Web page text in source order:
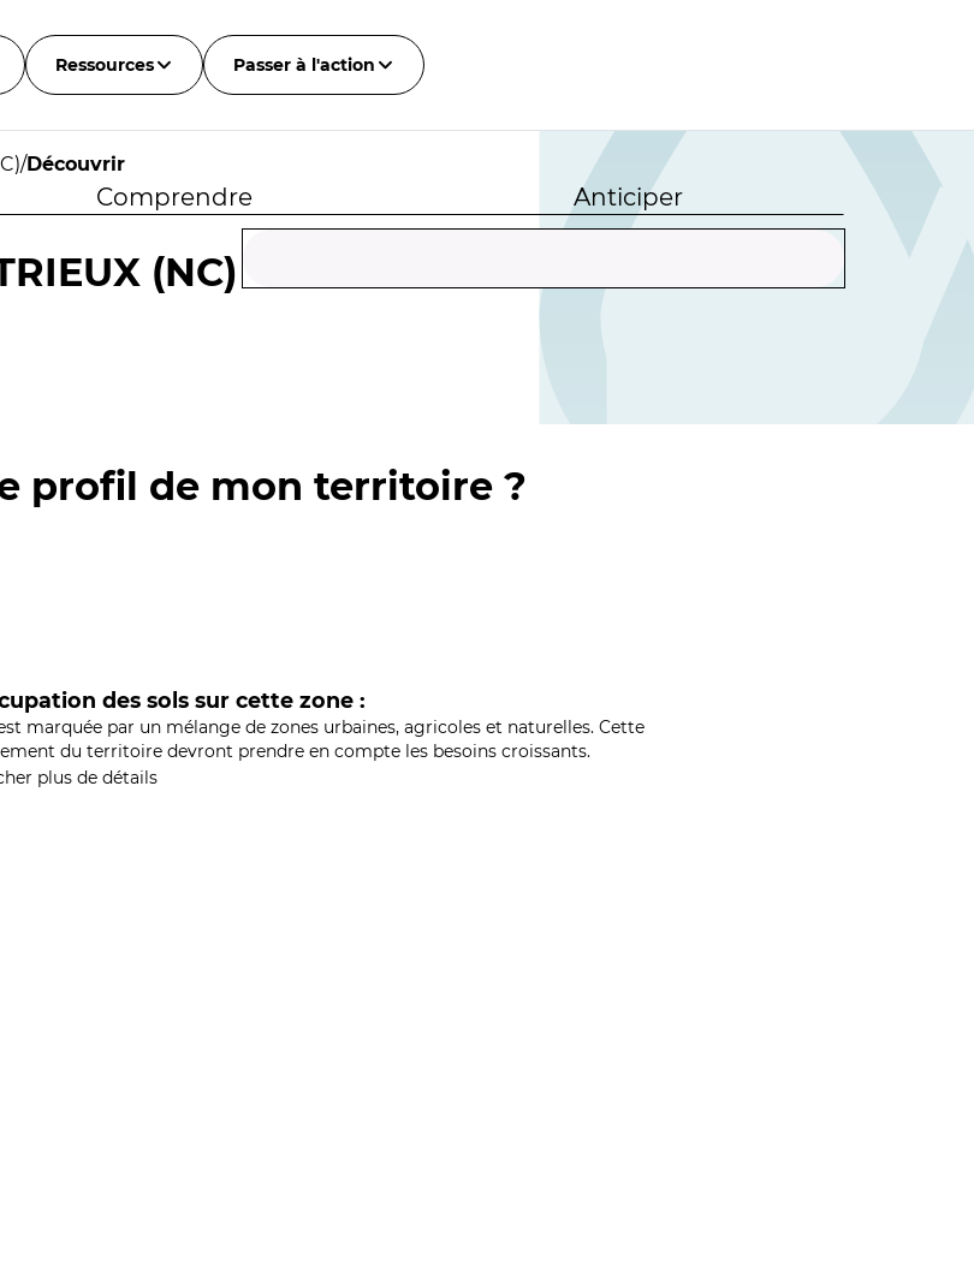
Ressources Passer à l'action
/Découvrir
Comprendre Anticiper
(NC)
profil de mon territoire ?
des sols sur cette zone :
marquée par un mélange de zones urbaines, agricoles et naturelles. Cette
du territoire devront prendre en compte les besoins croissants.
plus de détails